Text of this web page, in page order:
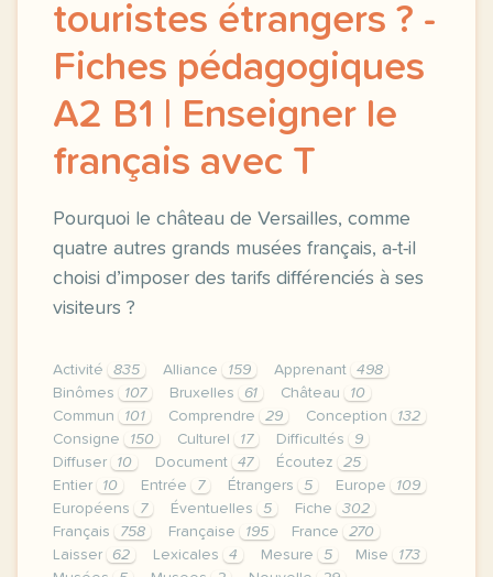
touristes étrangers ? -
Fiches pédagogiques
A2 B1 | Enseigner le
français avec T
Pourquoi le château de Versailles, comme
quatre autres grands musées français, a-t-il
choisi d’imposer des tarifs différenciés à ses
visiteurs ?
Activité 835 Alliance 159 Apprenant
498
Binômes
107 Bruxelles 61 Château
10
Commun
101 Comprendre 29 Conception
132
Consigne
150 Culturel 17 Difficultés
9
Diffuser
10 Document 47 Écoutez
25
Entier
10 Entrée 7 Étrangers 5 Europe
109
Européens
7 Éventuelles 5 Fiche
302
Français
758 Française 195 France
270
Laisser
62 Lexicales 4 Mesure 5 Mise
173